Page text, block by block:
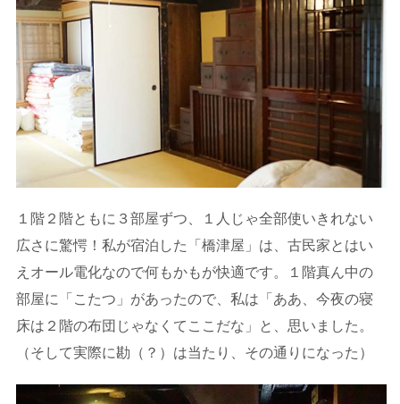
１階２階ともに３部屋ずつ、１人じゃ全部使いきれない
広さに驚愕！私が宿泊した「橋津屋」は、古民家とはい
えオール電化なので何もかもが快適です。１階真ん中の
部屋に「こたつ」があったので、私は「ああ、今夜の寝
床は２階の布団じゃなくてここだな」と、思いました。
（そして実際に勘（？）は当たり、その通りになった）